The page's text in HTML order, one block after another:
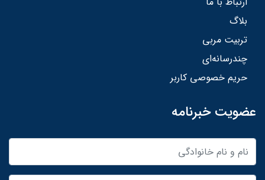
بلاگ
تربیت مربی
چندرسانه‌ای
حریم خصوصی کاربر
عضویت خبرنامه